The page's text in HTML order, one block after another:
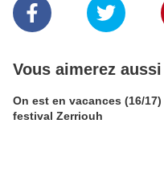
Vous aimerez aussi
On est en vacances (16/
festival Zerriouh